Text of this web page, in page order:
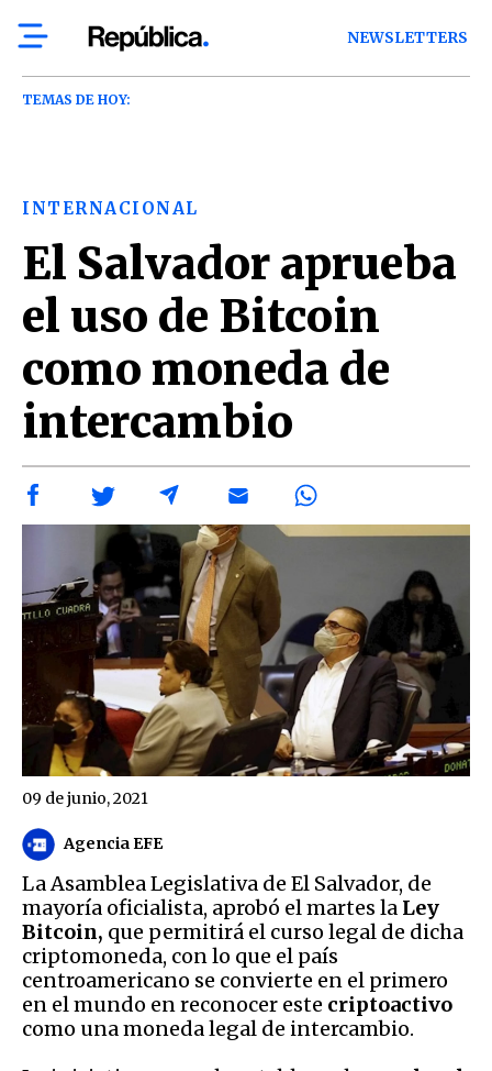
NEWSLETTERS
TEMAS DE HOY:
INTERNACIONAL
El Salvador aprueba
el uso de Bitcoin
como moneda de
intercambio
Agencia EFE
09 de junio, 2021
La Asamblea Legislativa de El Salvador, de
mayoría oficialista, aprobó el martes la Ley
Bitcoin, que permitirá el curso legal de dicha
criptomoneda, con lo que el país
centroamericano se convierte en el primero
en el mundo en reconocer este criptoactivo
como una moneda legal de intercambio.